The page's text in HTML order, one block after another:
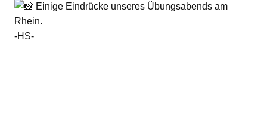
Einige Eindrücke unseres Übungsabends am
Rhein.
-HS-